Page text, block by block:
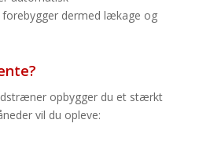
dermed lækage og
opbygger du et stærkt
vil du opleve: